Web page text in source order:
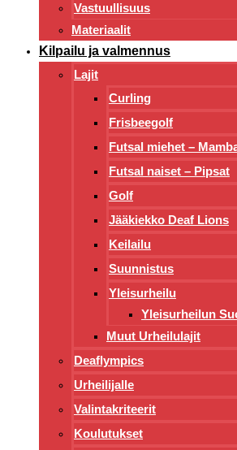
Vastuullisuus
Materiaalit
Kilpailu ja valmennus
Lajit
Curling
Frisbeegolf
Futsal miehet –
Futsal naiset – Pipsat
Golf
Jääkiekko Deaf Lions
Keilailu
Suunnistus
Yleisurheilu
Yleisurheilun
Muut Urheilulajit
Deaflympics
Urheilijalle
Valintakriteerit
Koulutukset